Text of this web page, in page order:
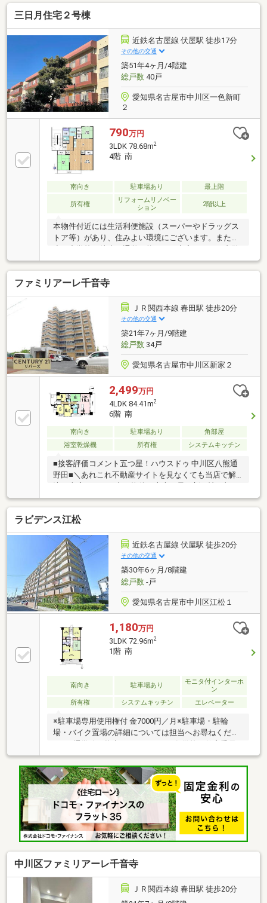
い。◆豊治小学校／供米田中学校◆ほっこり和室あり
♪◆見晴らし良い8階角部屋♪◆国道302号・4名二環す
ぐ、通勤お出かけの移動も便利♪※写真をクリックする
と、詳細をご覧いただけます。＝＝＝＝＝＝＝＝＝＝
＝＝＝＝＝＝＝＝＝＝＝＝＝＝＝《お問合せからすぐ
ご案内！》見るだけOK、聞くだけOK。実際に現地を
体感してみてください。＝＝＝＝＝＝＝＝＝＝＝＝＝
＝＝＝＝＝＝＝＝＝＝＝＝
三日月住宅２号棟
近鉄名古屋線 伏屋駅 徒歩17分
その他の交通
築51年4ヶ月/4階建
総戸数40戸
愛知県名古屋市中川区一色新町
２
790万円
3LDK 78.68m2
4階 南
南向き 駐車場あり 最上階
所有権
リフォームリノベー
ション
2階以上
本物件付近には生活利便施設（スーパーやドラッグス
トア等）があり、住みよい環境にございます。また、
可能です。＜周辺施設＞・三日月公園 徒歩約１分・
五反田小学校 徒歩約５分・一色中学校 徒歩約６
分・セブンイレブン名古屋一色新町店 徒歩約５分・
アオキスーパー一色新町店 徒歩約６分当マンション
管理組合等の取り決めにより、賃貸投資目的や社宅な
ど、所有者ではない第三者の方がお住いになることは
ご遠慮頂いております。あらかじめご了承ください。
ファミリアーレ千音寺
ＪＲ関西本線 春田駅 徒歩20分
その他の交通
築21年7ヶ月/9階建
総戸数34戸
愛知県名古屋市中川区新家２
2,499万円
4LDK 84.41m2
6階 南
南向き 駐車場あり
角部屋
浴室乾燥機
所有権 システムキッチン
■接客評価コメント五つ星！ハウスドゥ 中川区八熊通
野田■＼あれこれ不動産サイトを見なくても当店で解
決／当店はエリア内の物件の大半を最・新・情・報で
掲載！ほかのページで気になる物件もご相談くださ
い。◆千音寺小学校/はとり中学校◆平面駐車場継承
可◆新生活がスムーズに始められるリフォーム物件
◎◆不在時でも安心して荷物が受け取れる宅配BOXあ
り！※写真をクリックすると、詳細をご覧いただけま
す＝＝＝＝＝＝＝＝＝＝＝＝＝＝＝＝＝＝＝＝＝＝
《平日もご案内可能！》百聞は一見学にしかず。事前
にご予約いただくと、スムーズにご見学いただけま
す。＝＝＝＝＝＝＝＝＝＝＝＝＝＝＝＝＝＝＝＝＝＝
ラビデンス江松
近鉄名古屋線 伏屋駅 徒歩20分
その他の交通
築30年6ヶ月/8階建
総戸数-戸
愛知県名古屋市中川区江松１
1,180万円
3LDK 72.96m2
1階 南
南向き 駐車場あり
モニタ付インターホ
ン
所有権
システムキッチン エレベーター
※駐車場専用使用権付 金7000円／月※駐車場・駐輪
場・バイク置場の詳細については担当へお尋ねくださ
い。※通学路の指定につきましては各学校・教育委員
会へご確認ください。
中川区ファミリアーレ千音寺
ＪＲ関西本線 春田駅 徒歩20分